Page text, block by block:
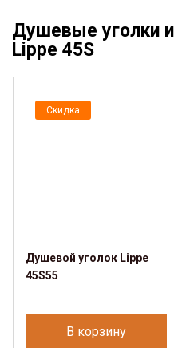
Душевые уголки
Lippe 45S
Скидка
Душевой уголок Lippe
45S55
В корзину